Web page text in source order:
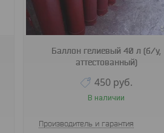
Баллон гелиевый 40 л (б/у,
аттестованный)
450 руб.
В наличии
Производитель и гарантия